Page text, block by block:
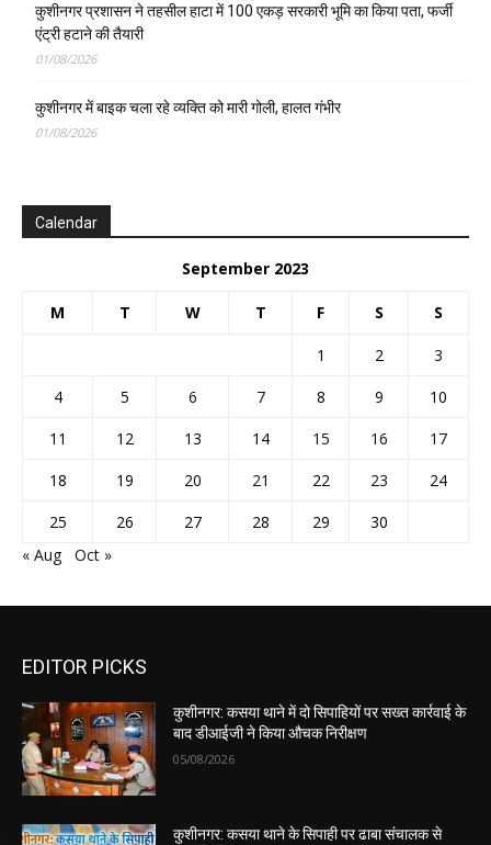
कुशीनगर प्रशासन ने तहसील हाटा में 100 एकड़ सरकारी भूमि का किया पता, फर्जी
एंट्री हटाने की तैयारी
01/08/2026
कुशीनगर में बाइक चला रहे व्यक्ति को मारी गोली, हालत गंभीर
01/08/2026
Calendar
September 2023
M T W T F S S
1 2
3
4
5 6 7 8 9
10
11
12 13 14 15 16
17
18
19 20 21 22 23
24
25
26 27 28 29
30
« Aug
Oct »
EDITOR PICKS
कुशीनगर: कसया थाने में दो सिपाहियों पर सख्त कार्रवाई के
बाद डीआईजी ने किया औचक निरीक्षण
05/08/2026
कुशीनगर: कसया थाने के सिपाही पर ढाबा संचालक से